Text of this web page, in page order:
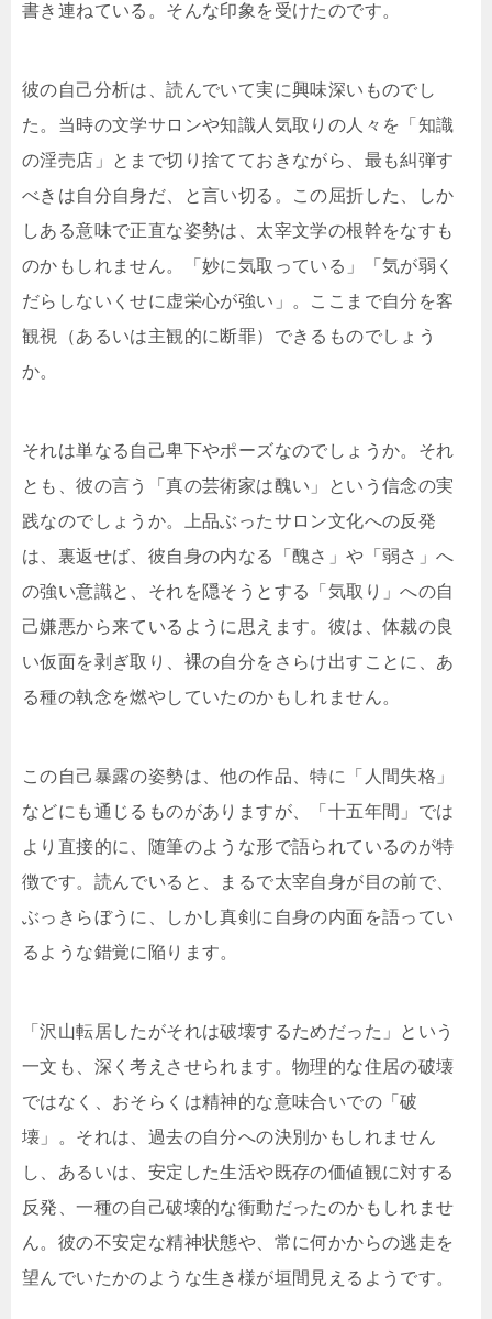
書き連ねている。そんな印象を受けたのです。
彼の自己分析は、読んでいて実に興味深いものでし
た。当時の文学サロンや知識人気取りの人々を「知識
の淫売店」とまで切り捨てておきながら、最も糾弾す
べきは自分自身だ、と言い切る。この屈折した、しか
しある意味で正直な姿勢は、太宰文学の根幹をなすも
のかもしれません。「妙に気取っている」「気が弱く
だらしないくせに虚栄心が強い」。ここまで自分を客
観視（あるいは主観的に断罪）できるものでしょう
か。
それは単なる自己卑下やポーズなのでしょうか。それ
とも、彼の言う「真の芸術家は醜い」という信念の実
践なのでしょうか。上品ぶったサロン文化への反発
は、裏返せば、彼自身の内なる「醜さ」や「弱さ」へ
の強い意識と、それを隠そうとする「気取り」への自
己嫌悪から来ているように思えます。彼は、体裁の良
い仮面を剥ぎ取り、裸の自分をさらけ出すことに、あ
る種の執念を燃やしていたのかもしれません。
この自己暴露の姿勢は、他の作品、特に「人間失格」
などにも通じるものがありますが、「十五年間」では
より直接的に、随筆のような形で語られているのが特
徴です。読んでいると、まるで太宰自身が目の前で、
ぶっきらぼうに、しかし真剣に自身の内面を語ってい
るような錯覚に陥ります。
「沢山転居したがそれは破壊するためだった」という
一文も、深く考えさせられます。物理的な住居の破壊
ではなく、おそらくは精神的な意味合いでの「破
壊」。それは、過去の自分への決別かもしれません
し、あるいは、安定した生活や既存の価値観に対する
反発、一種の自己破壊的な衝動だったのかもしれませ
ん。彼の不安定な精神状態や、常に何かからの逃走を
望んでいたかのような生き様が垣間見えるようです。